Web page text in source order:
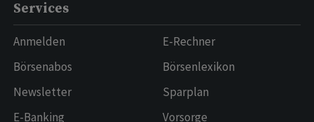
Services
Anmelden
Börsenabos
Newsletter
E-Banking
E-Rechner
Börsenlexikon
Sparplan
Vorsorge